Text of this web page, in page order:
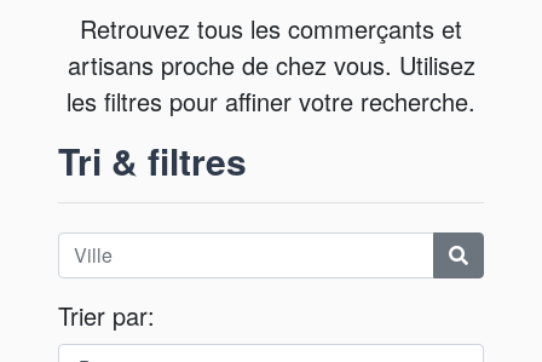
Retrouvez tous les commerçants et
artisans proche de chez vous. Utilisez
les filtres pour affiner votre recherche.
Tri & filtres
Trier par: